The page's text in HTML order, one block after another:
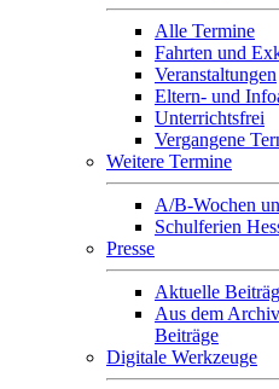
Alle Termine
Fahrten und
Veranstaltungen
Eltern- und
Unterrichtsfrei
Vergangene
Weitere Termine
A/B-Wochen
Schulferien
Presse
Aktuelle
Aus dem
Beiträge
Digitale Werkzeuge